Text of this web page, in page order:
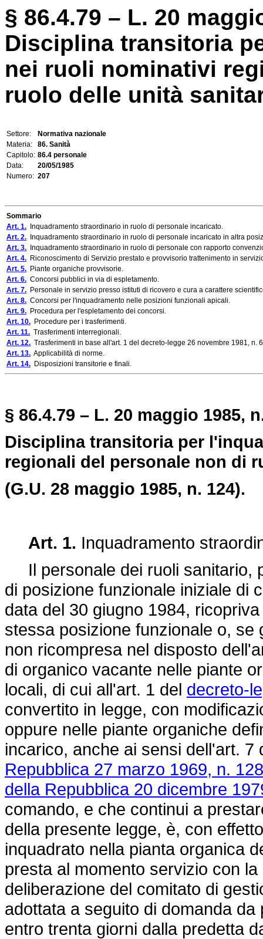
§ 86.4.79 – L. 20
Disciplina transitoria
nei ruoli nominativi
ruolo delle unità
Settore:
Normativa nazionale
Materia:
86. Sanità
Capitolo: 86.4 personale
Data:
20/05/1985
Numero: 207
Sommario
Art. 1. Inquadramento straordinario in ruolo di personale incaricato.
Art. 2. Inquadramento straordinario in ruolo di personale incaricato in altra
Art. 3. Inquadramento straordinario in ruolo di personale con rapporto
Art. 4. Riconoscimento di Servizio prestato e provvisorio trattenimento in
Art. 5. Piante organiche provvisorie.
Art. 6. Concorsi pubblici in via di espletamento.
Art. 7. Personale in servizio presso istituti di ricovero e cura a carattere
Art. 8. Concorsi per l'inquadramento nelle posizioni funzionali apicali.
Art. 9. Procedura per l'espletamento dei concorsi.
Art. 10. Procedure per i trasferimenti.
Art. 11. Trasferimenti interregionali.
Art. 12. Trasferimenti in base all'art. 1 del decreto-legge 26 novembre 1981,
Art. 13. Applicabilità di norme.
Art. 14. Disposizioni transitorie e finali.
§ 86.4.79 – L. 20 maggio 1985,
Disciplina transitoria per
regionali del personale non di
(G.U. 28 maggio 1985, n. 124).
Art. 1. Inquadramento
Il personale dei ruoli sanitario,
di posizione funzionale iniziale di
data del 30 giugno 1984,
stessa posizione funzionale o, se
non ricompresa nel disposto
di organico vacante nelle piante
locali, di cui all'art. 1 del decreto-
convertito in legge, con
oppure nelle piante organiche
incarico, anche ai sensi dell'art. 7
Repubblica 27 marzo 1969, n. 128
della Repubblica 20 dicembre
comando, e che continui a
della presente legge, è, con
inquadrato nella pianta organica
presta al momento servizio con
deliberazione del comitato di
adottata a seguito di domanda
entro trenta giorni dalla predetta